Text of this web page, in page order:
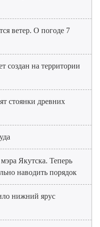
ветер. О погоде 7
создан на территории
стоянки древних
Якутска. Теперь
наводить порядок
нижний ярус